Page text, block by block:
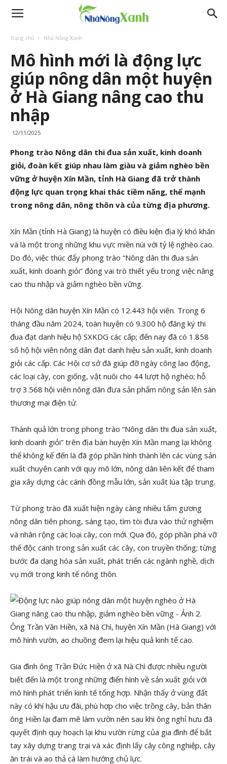
Trang chủ Nhà Nông Xanh
Mô hình mới là động lực
giúp nông dân một huyện
ở Hà Giang nâng cao thu
nhập
12/11/2025
Phong trào Nông dân thi đua sản xuất, kinh doanh
giỏi, đoàn kết giúp nhau làm giàu và giảm nghèo bền
vững ở huyện Xín Mần, tỉnh Hà Giang đã trở thành
động lực quan trọng khai thác tiềm năng, thế mạnh
trong nông dân, nông thôn và của từng địa phương.
Xín Mần (tỉnh Hà Giang) là huyện có điều kiện địa lý khó khăn
và là một trong những khu vực miền núi với tỷ lệ nghèo cao.
Do đó, việc thúc đẩy phong trào “Nông dân thi đua sản
xuất, kinh doanh giỏi” đóng vai trò thiết yếu trong việc nâng
cao thu nhập và giảm nghèo bền vững.
Hội Nông dân huyện Xín Mần có 12.443 hội viên. Trong 6
tháng đầu năm 2024, toàn huyện có 9.300 hộ đăng ký thi
đua đạt danh hiệu hộ SXKDG các cấp; đến nay đã có 1.858
số hộ hội viên nông dân đạt danh hiệu sản xuất, kinh doanh
giỏi các cấp. Các Hội cơ sở đã giúp đỡ ngày công lao động,
các loại cây, con giống, vật nuôi cho 44 lượt hộ nghèo; hỗ
trợ 3.568 hội viên nông dân đưa sản phẩm nông sản lên sàn
thương mại điện tử.
Thành quả lớn trong phong trào “Nông dân thi đua sản xuất,
kinh doanh giỏi” trên địa bàn huyện Xín Mần mang lại không
thể không kể đến là đã góp phần hình thành lên các vùng sản
xuất chuyên canh với quy mô lớn, nông dân liên kết để tham
gia xây dựng các cánh đồng mẫu lớn, sản xuất lúa tập trung.
Từ phong trào đã xuất hiện ngày càng nhiều tấm gương
nông dân tiên phong, sáng tạo, tìm tòi đưa vào thử nghiệm
và nhân rộng các loại cây, con mới. Qua đó, góp phần phá vỡ
thế độc canh trong sản xuất các cây, con truyền thống; từng
bước đa dạng hóa sản xuất, phát triển các ngành nghề, dịch
vụ mới trong kinh tế nông thôn.
Ông Trần Văn Hiền, xã Nà Chì, huyện Xín Mần (Hà Giang) với
mô hình vườn, ao chuồng đem lại hiệu quả kinh tế cao.
Gia đình ông Trần Đức Hiền ở xã Nà Chì được nhiều người
biết đến là một trong những điển hình về sản xuất giỏi với
mô hình phát triển kinh tế tổng hợp. Nhận thấy ở vùng đất
này có khí hậu ưu đãi, phù hợp cho việc trồng cây, bản thân
ông Hiền lại đam mê làm vườn nên sau khi ông nghỉ hưu đã
quyết định quy hoạch lại khu vườn rừng của gia đình để bắt
tay xây dựng trang trại và xác định lấy cây công nghiệp, cây
ăn trái và ao thả cá làm hướng chủ lực.